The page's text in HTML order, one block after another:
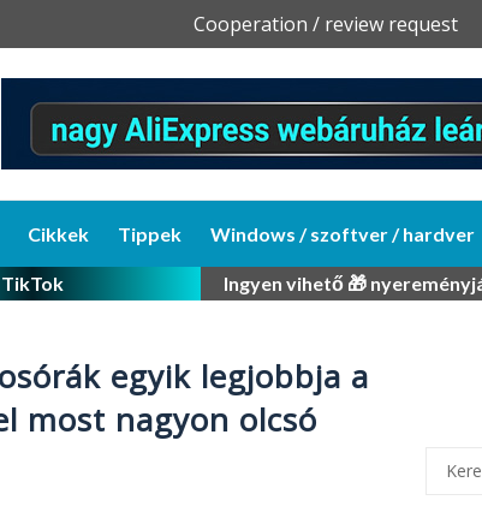
Skip
Cooperation / review request
Cikkek Tippek Windows / szoftver / hardver
TikTok Ingyen vihető 🎁
egyik legjobbja a
most nagyon olcsó